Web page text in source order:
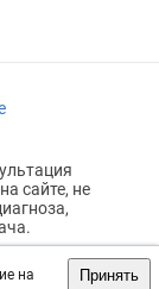
на
Принять
сайте, не